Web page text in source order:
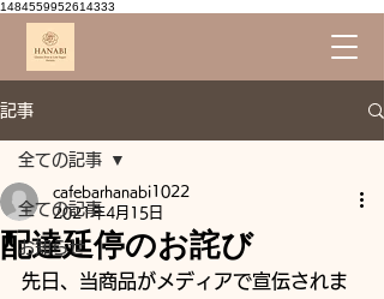
1484559952614333
記事
全ての記事
お知らせ
全ての記事
配達延停のお詫び
cafebarhanabi1022
2021年4月15日
先日、当商品がメディアで宣伝されま